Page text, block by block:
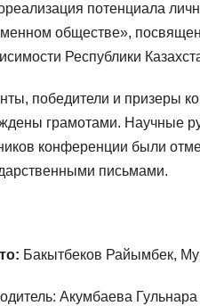
потенциала
обществе»,
Республики
победители и призеры
грамотами. Научные
конференции были
письмами.
Бакытбеков Райымбек,
Акумбаева